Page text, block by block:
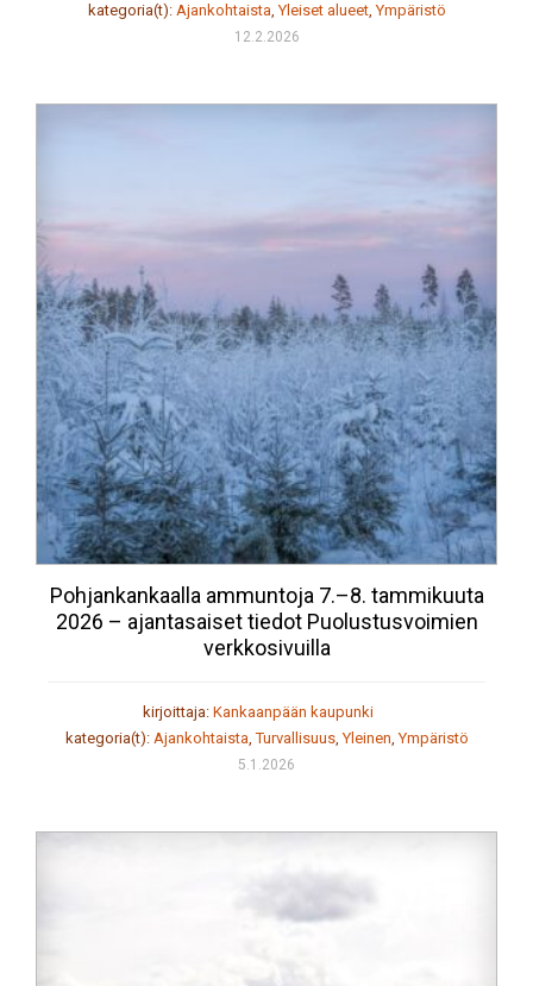
kategoria(t): Ajankohtaista,Yleiset alueet,Ympäristö
12.2.2026
Pohjankankaalla ammuntoja 7.–8. tammikuuta
2026 – ajantasaiset tiedot Puolustusvoimien
verkkosivuilla
kirjoittaja: Kankaanpään kaupunki
kategoria(t): Ajankohtaista,Turvallisuus,Yleinen,Ympäristö
5.1.2026